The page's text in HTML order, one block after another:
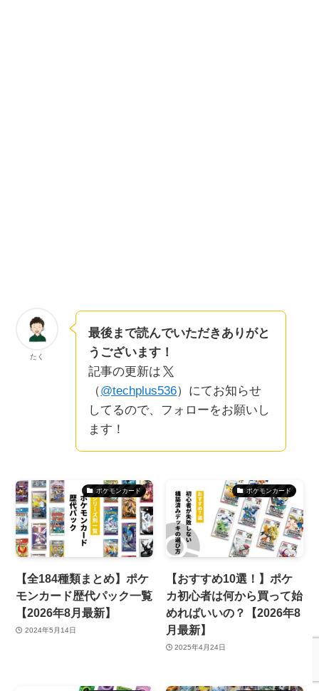
たく
最後まで読んでいただきありがと
うございます！
記事の更新は
（@techplus536）にてお知らせ
してるので、フォローをお願いし
ます！
ポケモンカード
【全184種類まとめ】ポケ
モンカード歴代パック一覧
【2026年8月最新】
2024年5月14日
ポケモンカード
【おすすめ10選！】ポケ
カ初心者は何から買って始
めればいいの？【2026年8
月最新】
2025年4月24日